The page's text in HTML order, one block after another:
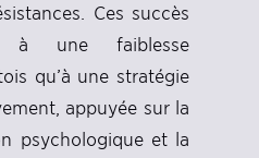
Ces succès
à une faiblesse
qu’à une stratégie
appuyée sur la
psychologique et la